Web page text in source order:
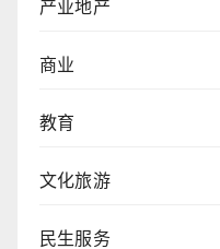
产业地产
商业
教育
文化旅游
民生服务